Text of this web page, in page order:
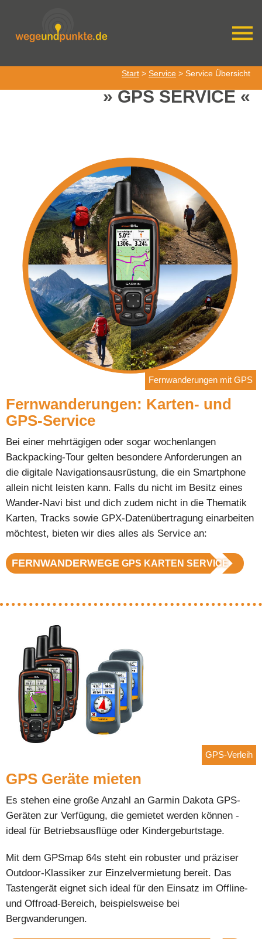
Start > Service > Service Übersicht
GPS SERVICE
Fernwanderungen mit GPS
Fernwanderungen: Karten- und
GPS-Service
Bei einer mehrtägigen oder sogar wochenlangen
Backpacking-Tour gelten besondere Anforderungen an
die digitale Navigationsausrüstung, die ein Smartphone
allein nicht leisten kann. Falls du nicht im Besitz eines
Wander-Navi bist und dich zudem nicht in die Thematik
Karten, Tracks sowie GPX-Datenübertragung einarbeiten
möchtest, bieten wir dies alles als Service an:
FERNWANDERWEGE GPS KARTEN SERVICE
GPS-Verleih
GPS Geräte mieten
Es stehen eine große Anzahl an Garmin Dakota GPS-
Geräten zur Verfügung, die gemietet werden können -
ideal für Betriebsausflüge oder Kindergeburtstage.
Mit dem GPSmap 64s steht ein robuster und präziser
Outdoor-Klassiker zur Einzelvermietung bereit. Das
Tastengerät eignet sich ideal für den Einsatz im Offline-
und Offroad-Bereich, beispielsweise bei
Bergwanderungen.